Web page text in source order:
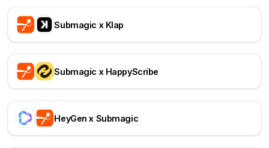
Submagic x Klap
Submagic x HappyScribe
HeyGen x Submagic